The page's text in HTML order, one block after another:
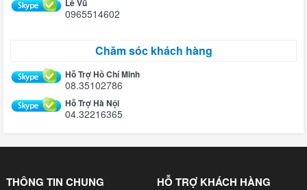
Lê Vũ
0965514602
Chăm sóc khách hàng
Hỗ Trợ Hồ Chí Minh
08.35102786
Hỗ Trợ Hà Nội
04.32216365
THÔNG TIN CHUNG HỖ TRỢ KHÁCH HÀNG